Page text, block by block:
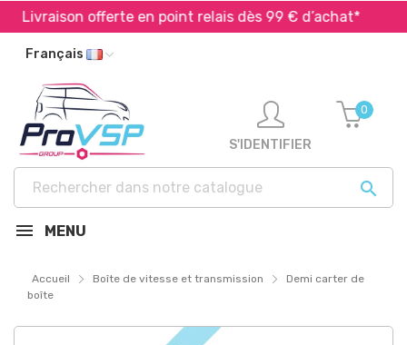
offerte en point relais dès 99 € d’achat*
Français

S'IDENTIFIER
0
MENU
Accueil Boîte de vitesse et transmission
Demi carter de
boîte